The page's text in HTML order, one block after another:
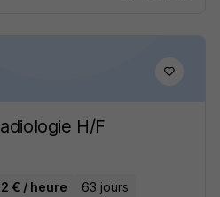
H/F
€ / heure 63 jours